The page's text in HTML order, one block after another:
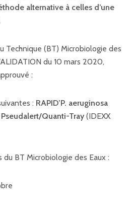
alternative à celles d’une
Technique (BT) Microbiologie des
du 10 mars 2020,
:
: RAPID’P. aeruginosa
Pseudalert/Quanti-Tray(IDEXX
du BT Microbiologie des Eaux :